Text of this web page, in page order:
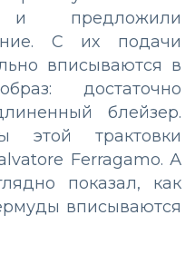
и предложили
С их подачи
вписываются в
достаточно
блейзер.
этой трактовки
Ferragamo. А
показал, как
вписываются